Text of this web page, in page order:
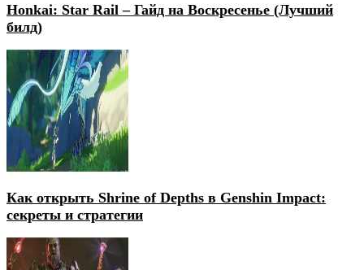
Honkai: Star Rail – Гайд на Воскресенье (Лучший
билд)
Как открыть Shrine of Depths в Genshin Impact:
секреты и стратегии